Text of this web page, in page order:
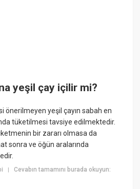
yeşil çay içilir mi?
önerilmeyen yeşil çayın sabah en
tüketilmesi tavsiye edilmektedir.
bir zararı olmasa da
sonra ve öğün aralarında
|Cevabın tamamını burada okuyun: